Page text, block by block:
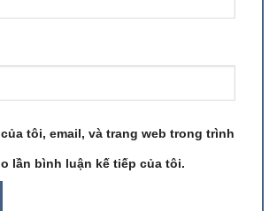
tôi, email, và trang web trong trình
lần bình luận kế tiếp của tôi.